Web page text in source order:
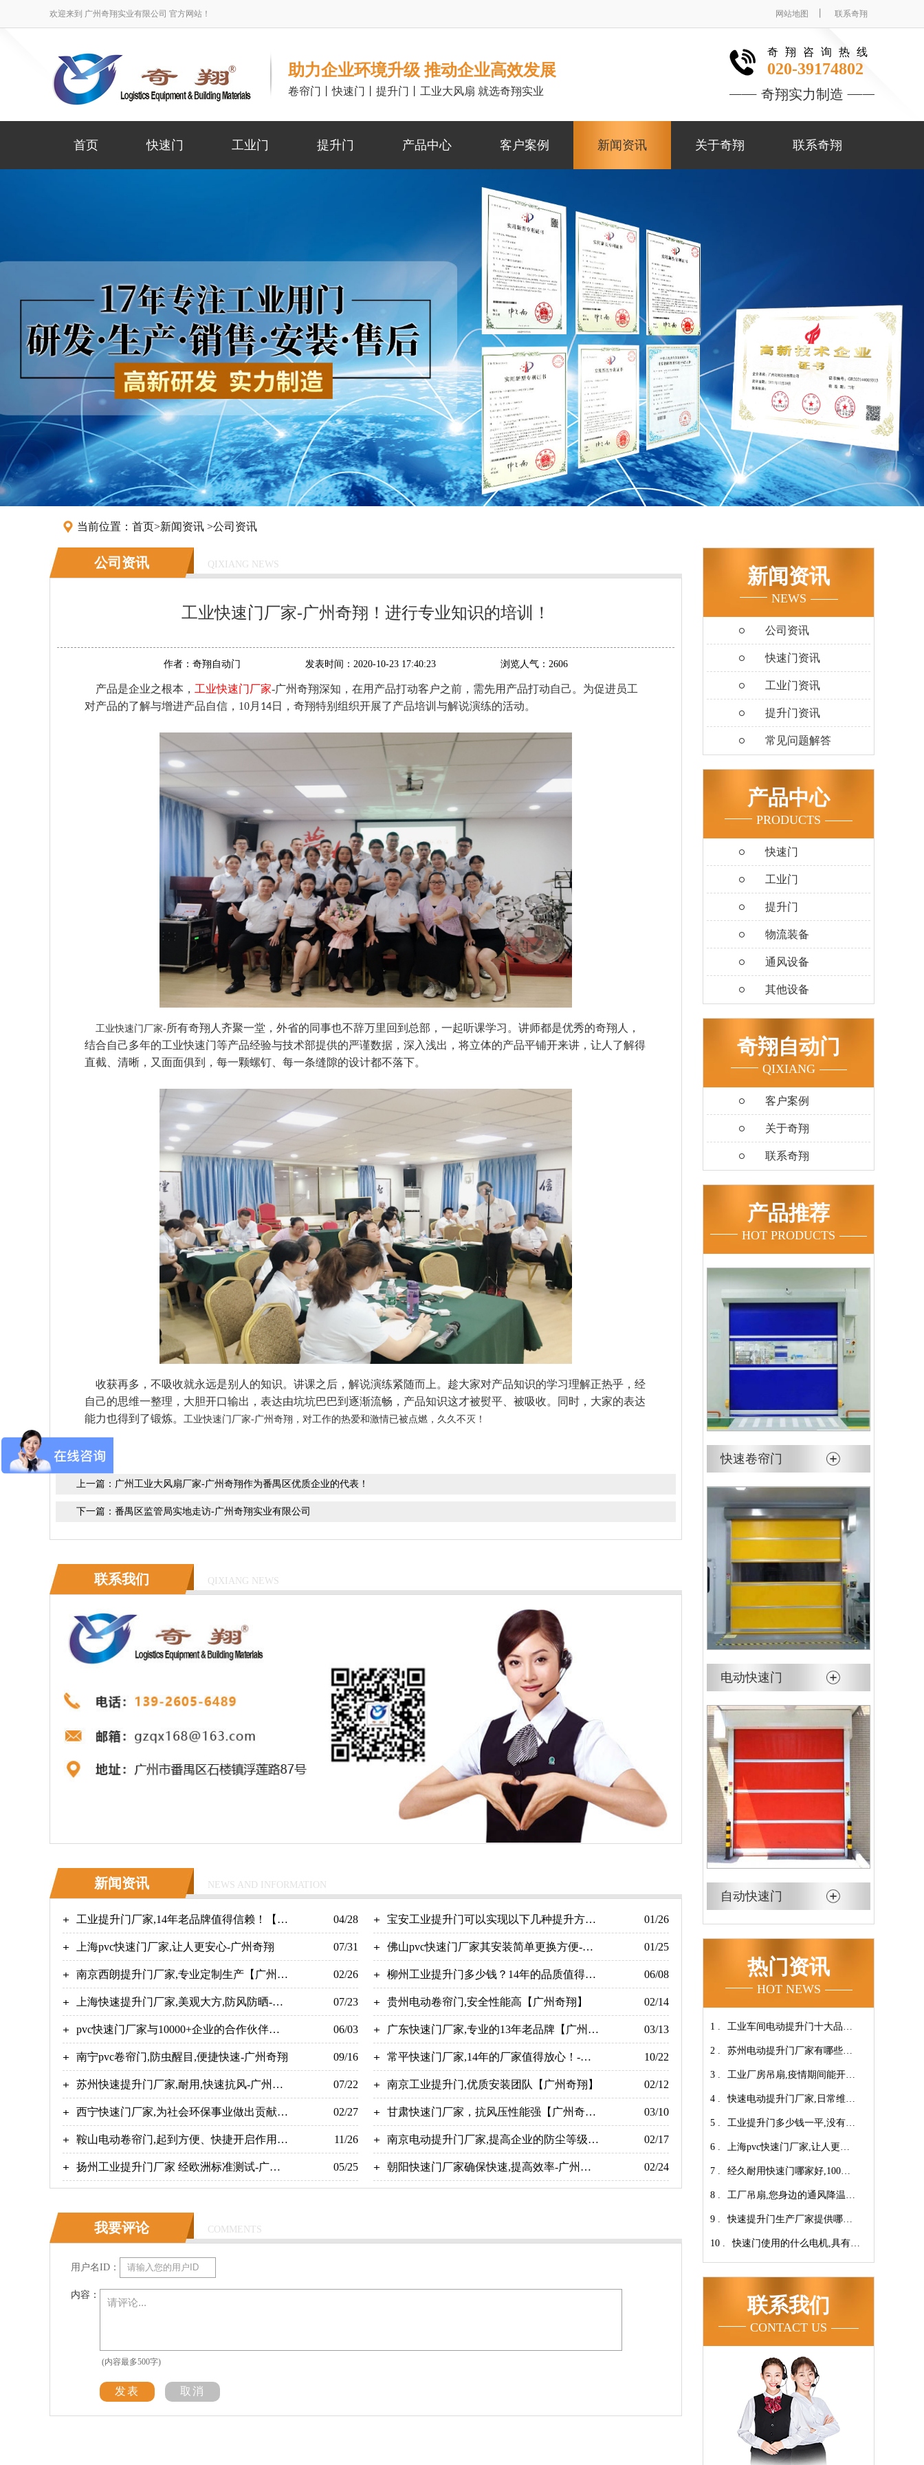
欢迎来到 广州奇翔实业有限公司 官方网站！ 网站地图 联系奇翔
助力企业环境升级 推动企业高效发展
卷帘门丨快速门丨提升门丨工业大风扇 就选奇翔实业
奇翔咨询热线
020-39174802
奇翔实力制造
首页 快速门 工业门 提升门 产品中心 客户案例 新闻资讯 关于奇翔 联系奇翔
当前位置： 首页>新闻资讯 >公司资讯
公司资讯 QIXIANG NEWS
工业快速门厂家-广州奇翔！进行专业知识的培训！
作者： 奇翔自动门 发表时间： 2020-10-23 17:40:23 浏览人气： 2606
产品是企业之根本， 工业快速门厂家-广州奇翔深知，在用产品打动客户之前，需先用产品打动自己。为促进员工
对产品的了解与增进产品自信，10月 14日，奇翔特别组织开展了产品培训与解说演练的活动。
工业快速门厂家-所有奇翔人齐聚一堂，外省的同事也不辞万里回到总部，一起听课学习。讲师都是优秀的奇翔人，
结合自己多年的工业快速门等产品经验与技术部提供的严谨数据，深入浅出，将立体的产品平铺开来讲，让人了解得
直截、清晰，又面面俱到，每一颗螺钉、每一条缝隙的设计都不落下。
收获再多，不吸收就永远是别人的知识。讲课之后，解说演练紧随而上。趁大家对产品知识的学习理解正热乎，经
自己的思维一整理，大胆开口输出，表达由坑坑巴巴到逐渐流畅，产品知识这才被熨平、被吸收。同时，大家的表达
能力也得到了锻炼。 工业快速门厂家-广州奇翔， 对工作的热爱和激情已被点燃，久久不灭！
上一篇： 广州工业大风扇厂家-广州奇翔作为番禺区优质企业的代表！
下一篇： 番禺区监管局实地走访-广州奇翔实业有限公司
联系我们 QIXIANG NEWS
新闻资讯 NEWS AND INFORMATION
工业提升门厂家,14年老品牌值得信赖！【广
州奇翔】
04/28 宝安工业提升门可以实现以下几种提升方式-
广州奇翔
01/26
上海pvc快速门厂家,让人更安心-广州奇翔 07/31 佛山pvc快速门厂家其安装简单更换方便-广
州奇翔
01/25
南京西朗提升门厂家,专业定制生产【广州奇
翔】
02/26 柳州工业提升门多少钱？14年的品质值得信
赖！【广州奇翔】
06/08
上海快速提升门厂家,美观大方,防风防晒-广
州奇翔
07/23 贵州电动卷帘门,安全性能高【广州奇翔】 02/14
pvc快速门厂家与10000+企业的合作伙伴！-
【广州奇翔】
06/03 广东快速门厂家,专业的13年老品牌【广州奇
翔】
03/13
南宁pvc卷帘门,防虫醒目,便捷快速-广州奇翔 09/16 常平快速门厂家,14年的厂家值得放心！-广
州奇翔
10/22
苏州快速提升门厂家,耐用,快速抗风-广州奇
翔
07/22 南京工业提升门,优质安装团队【广州奇翔】 02/12
西宁快速门厂家,为社会环保事业做出贡献
【广州奇翔】
02/27 甘肃快速门厂家，抗风压性能强【广州奇
翔】
03/10
鞍山电动卷帘门,起到方便、快捷开启作用
【广州奇翔】
11/26 南京电动提升门厂家,提高企业的防尘等级
【广州奇翔】
02/17
扬州工业提升门厂家 经欧洲标准测试-广州 05/25 朝阳快速门厂家确保快速,提高效率-广州奇 02/24
我要评论 COMMENTS
用户名ID：
内容：
(内容最多500字)
发表 取消
新闻资讯
NEWS
公司资讯
快速门资讯
工业门资讯
提升门资讯
常见问题解答
产品中心
PRODUCTS
快速门
工业门
提升门
物流装备
通风设备
其他设备
奇翔自动门
QIXIANG
客户案例
关于奇翔
联系奇翔
产品推荐
HOT PRODUCTS
快速卷帘门
电动快速门
自动快速门
热门资讯
HOT NEWS
1 . 工业车间电动提升门十大品牌
【广州奇翔】
2 . 苏州电动提升门厂家有哪些优
势特点呢？-广州奇翔
3 . 工业厂房吊扇,疫情期间能开空
调吗?【广州奇翔】
4 . 快速电动提升门厂家,日常维保
小技巧！【广州奇翔】
5 . 工业提升门多少钱一平,没有中
间商差价放心选购【广州奇
翔】
6 . 上海pvc快速门厂家,让人更安
心-广州奇翔
7 . 经久耐用快速门哪家好,100万
次连续开启设计【广州奇翔】
8 . 工厂吊扇,您身边的通风降温专
家！【广州奇翔】
9 . 快速提升门生产厂家提供哪些
服务呢-广州奇翔
10 . 快速门使用的什么电机,具有快
联系我们
CONTACT US